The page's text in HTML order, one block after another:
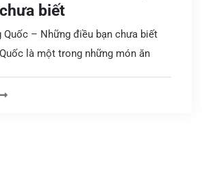
biết
Quốc – Những điều bạn chưa biết
là một trong những món ăn